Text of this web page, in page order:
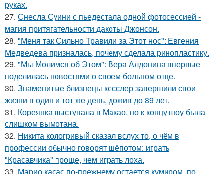
руках.
27. Снесла Суини с пьедестала одной фотосессией -
магия притягательности дакоты Джонсон.
28. "Меня так Сильно Травили за Этот нос": Евгения
Медведева призналась, почему сделала ринопластику.
29. "Мы Молимся об Этом": Вера Алдонина впервые
поделилась новостями о своем больном отце.
30. Знаменитые близнецы кесслер завершили свои
жизни в один и тот же день, дожив до 89 лет.
31. Кореянка выступала в Макао, но к концу шоу была
слишком вымотана.
32. Никита кологривый сказал вслух то, о чём в
профессии обычно говорят шёпотом: играть
"Красавчика" проще, чем играть лоха.
33. Марио касас по-прежнему остается кумиром, по